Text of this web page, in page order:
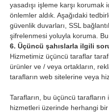
yasadışı işleme karşı
önlemler aldık. Aşağıdaki
güvenlik duvarları, SSL
şifrelenmesi yoluyla koruma. Bu
6. Üçüncü şahıslarla ilgili
Hizmetimiz üçüncü taraflar
ürünler ve / veya ortakların,
tarafların web sitelerine veya
Tarafların, bu üçüncü
hizmetleri üzerinde herhangi